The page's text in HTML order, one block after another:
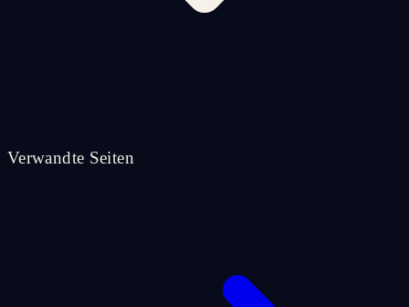
Verwandte Seiten